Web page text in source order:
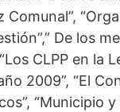
Comunal”,
De los
CLPP en la
2009”, “El
“Municipio